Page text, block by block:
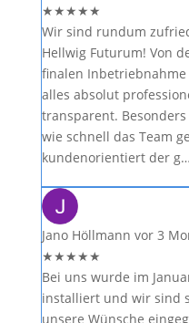
★★★★★
Wir sind rundum
Hellwig Futurum! Von
finalen
alles absolut
transparent.
wie schnell das Team
kundenorientiert der g…
Jano Höllmann vor 3
★★★★★
Bei uns wurde im
installiert und wir sind
unsere Wünsche